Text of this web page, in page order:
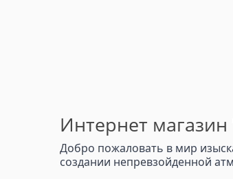
Интернет магазин
Добро пожаловать в мир
создании непревзойденной